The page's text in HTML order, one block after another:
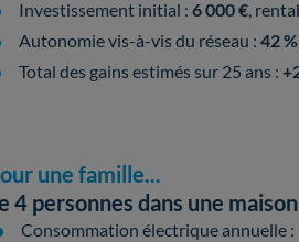
Investissement initial :6 000 €,
Autonomie vis-à-vis du réseau :42 %
Total des gains estimés sur 25 ans :
une famille...
4 personnes dans une
Consommation électrique annuelle :